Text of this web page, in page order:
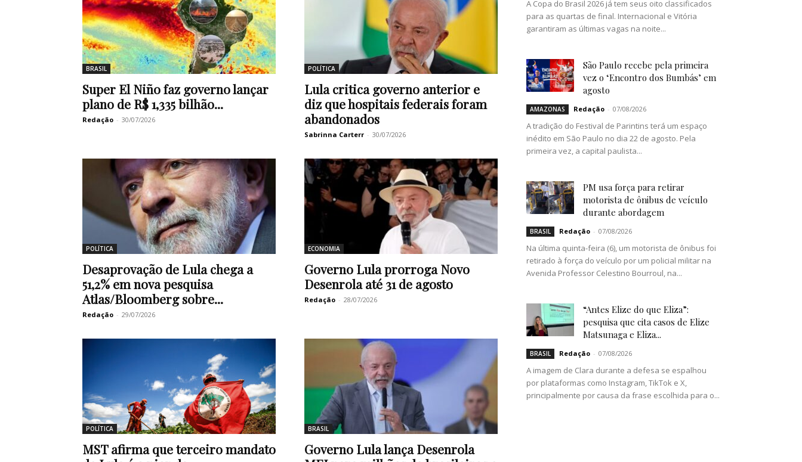
BRASIL
Super El Niño faz governo lançar
plano de R$ 1,335 bilhão...
Redação - 30/07/2026
POLÍTICA
Lula critica governo anterior e
diz que hospitais federais foram
abandonados
Sabrinna Carterr - 30/07/2026
POLÍTICA
Desaprovação de Lula chega a
51,2% em nova pesquisa
Atlas/Bloomberg sobre...
Redação - 29/07/2026
ECONOMIA
Governo Lula prorroga Novo
Desenrola até 31 de agosto
Redação - 28/07/2026
POLÍTICA
MST afirma que terceiro mandato
BRASIL
Governo Lula lança Desenrola
A Copa do Brasil 2026 já tem seus oito classificados
para as quartas de final. Internacional e Vitória
garantiram as últimas vagas na noite...
São Paulo recebe pela primeira
vez o ‘Encontro dos Bumbás’ em
agosto
AMAZONAS Redação - 07/08/2026
A tradição do Festival de Parintins terá um espaço
inédito em São Paulo no dia 22 de agosto. Pela
primeira vez, a capital paulista...
PM usa força para retirar
motorista de ônibus de veículo
durante abordagem
BRASIL Redação - 07/08/2026
Na última quinta-feira (6), um motorista de ônibus foi
retirado à força do veículo por um policial militar na
Avenida Professor Celestino Bourroul, na...
“Antes Elize do que Eliza”:
pesquisa que cita casos de Elize
Matsunaga e Eliza...
BRASIL Redação - 07/08/2026
A imagem de Clara durante a defesa se espalhou
por plataformas como Instagram, TikTok e X,
principalmente por causa da frase escolhida para o...